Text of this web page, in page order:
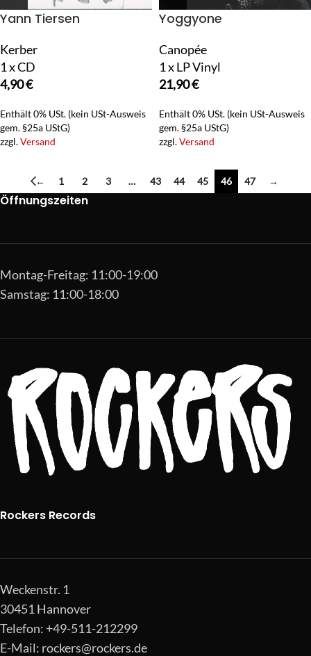
Yann Tiersen
Kerber
1 x CD
4,90€
Enthält 0% USt. (kein USt-Ausweis
gem. §25a UStG)
zzgl.Versand
Yoggyone
Canopée
1 x LP Vinyl
21,90€
Enthält 0% USt. (kein USt-Ausweis
gem. §25a UStG)
zzgl.Versand
← 1 2 3 … 43 44 45 46 47 →
Öffnungszeiten
Montag-Freitag: 11:00-19:00
Samstag: 11:00-18:00
Rockers Records
Weckenstr. 1
30451 Hannover
Telefon: +49-511-212299
E-Mail: rockers@rockers.de